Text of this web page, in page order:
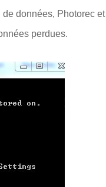
données, Photorec et
perdues.